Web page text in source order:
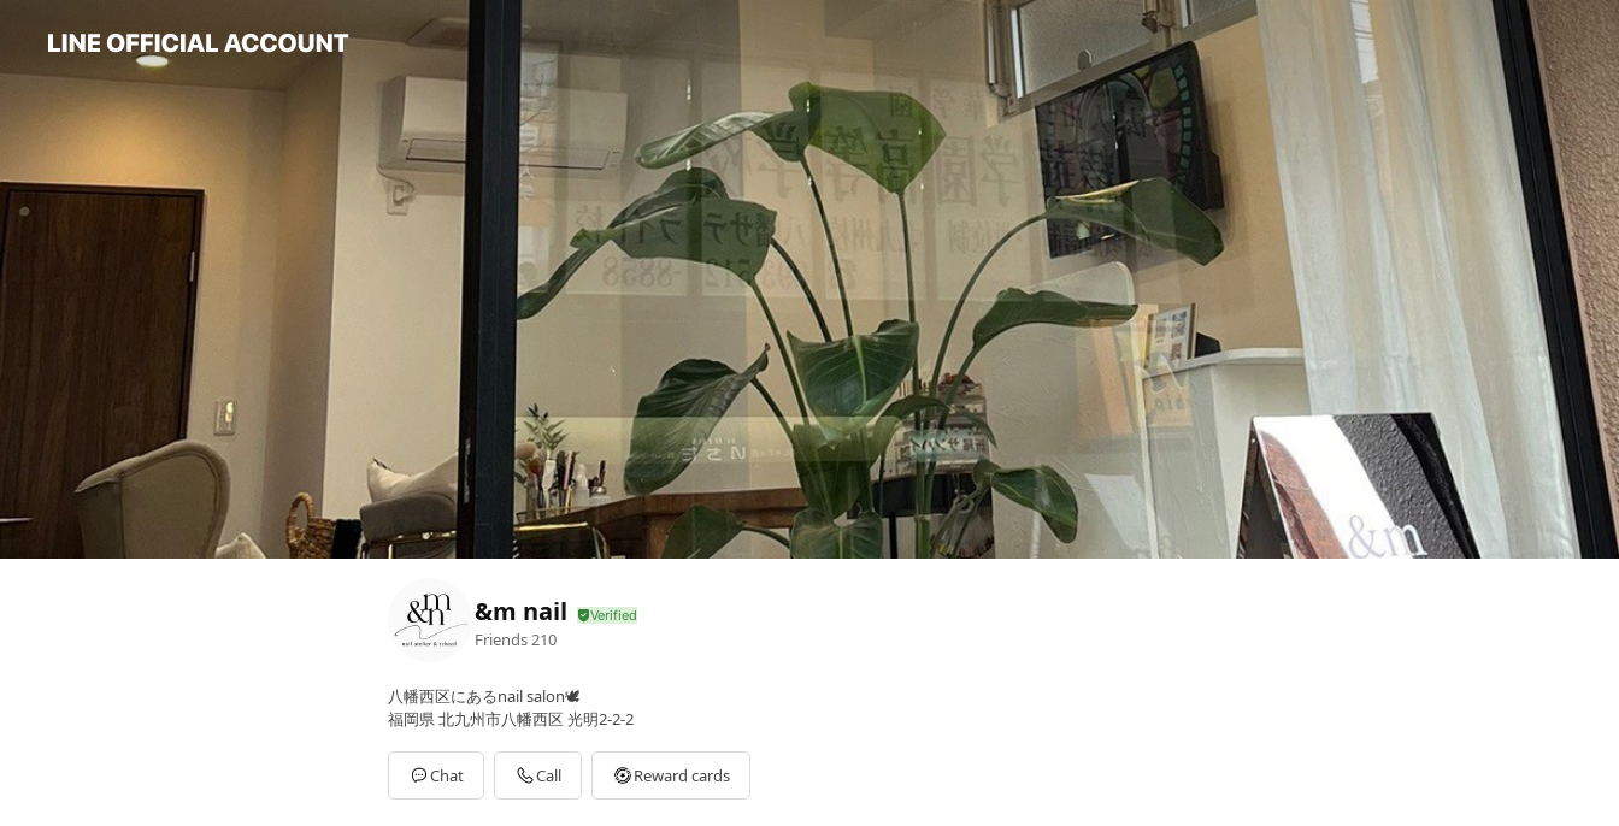
&m nail
Friends 210
八幡西区にあるnail salon🕊️
福岡県 北九州市八幡西区 光明2-2-2
Chat Call Reward cards